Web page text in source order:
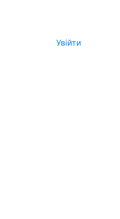
Увійти